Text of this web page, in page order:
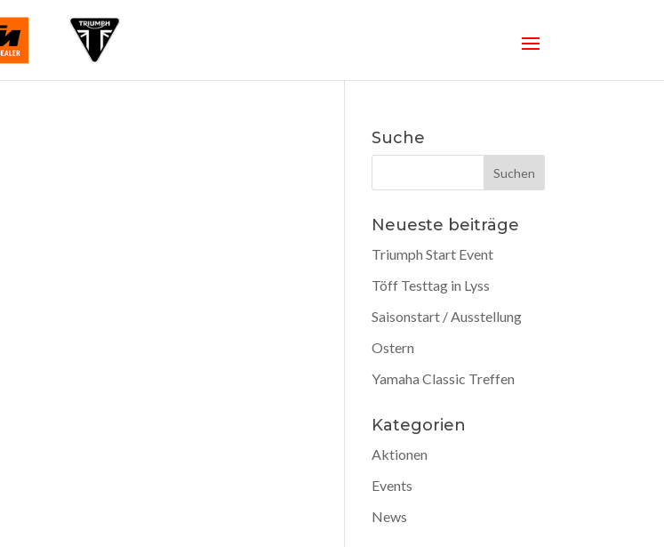
Suche
Neueste beiträge
Triumph Start Event
Töff Testtag in Lyss
Saisonstart / Ausstellung
Ostern
Yamaha Classic Treffen
Kategorien
Aktionen
Events
News